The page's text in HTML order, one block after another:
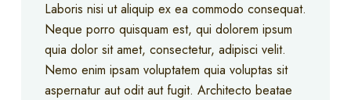
Laboris nisi ut aliquip ex ea commodo consequat.
Neque porro quisquam est, qui dolorem ipsum
quia dolor sit amet, consectetur, adipisci velit.
Nemo enim ipsam voluptatem quia voluptas sit
aspernatur aut odit aut fugit. Architecto beatae